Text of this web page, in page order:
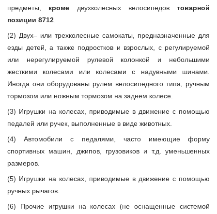
предметы, кроме двухколесных велосипедов товарной
позиции 8712
(2) Двух– или трехколесные самокаты, предназначенные для
езды детей, а также подростков и взрослых, с регулируемой
или нерегулируемой рулевой колонкой и небольшими
жесткими колесами или колесами с надувными шинами.
Иногда они оборудованы рулем велосипедного типа, ручным
тормозом или ножным тормозом на заднем колесе.
(3) Игрушки на колесах, приводимые в движение с помощью
педалей или ручек, выполненные в виде животных.
(4) Автомобили с педалями, часто имеющие форму
спортивных машин, джипов, грузовиков и т.д. уменьшенных
размеров.
(5) Игрушки на колесах, приводимые в движение с помощью
ручных рычагов.
(6) Прочие игрушки на колесах (не оснащенные системой